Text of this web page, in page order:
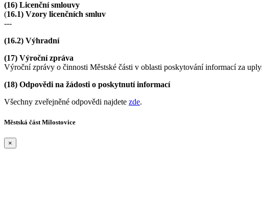
(16) Licenční smlouvy
(16.1) Vzory licenčních smluv
---
(16.2) Výhradní
(17) Výroční zpráva
Výroční zprávy o činnosti Městské části v oblasti poskytování informací za
(18) Odpovědi na žádosti o poskytnutí informací
Všechny zveřejněné odpovědi najdete zde.
Městská část Milostovice
×